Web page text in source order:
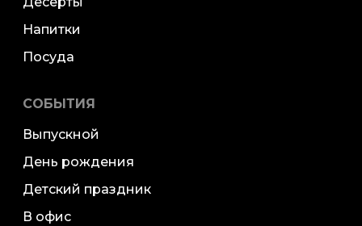
Напитки
Посуда
СОБЫТИЯ
Выпускной
День рождения
Детский праздник
В офис